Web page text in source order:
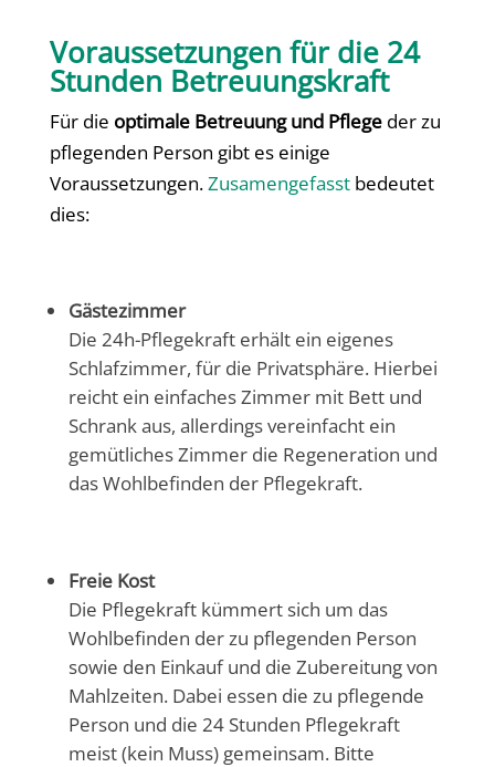
Voraussetzungen für die 24
Stunden Betreuungskraft
Für die optimale Betreuung und Pflege der zu
pflegenden Person gibt es einige
Voraussetzungen.Zusamengefasstbedeutet
dies:
Gästezimmer
Die 24h-Pflegekraft erhält ein eigenes
Schlafzimmer, für die Privatsphäre. Hierbei
reicht ein einfaches Zimmer mit Bett und
Schrank aus, allerdings vereinfacht ein
gemütliches Zimmer die Regeneration und
das Wohlbefinden der Pflegekraft.
Freie Kost
Die Pflegekraft kümmert sich um das
Wohlbefinden der zu pflegenden Person
sowie den Einkauf und die Zubereitung von
Mahlzeiten. Dabei essen die zu pflegende
Person und die 24 Stunden Pflegekraft
meist (kein Muss) gemeinsam. Bitte